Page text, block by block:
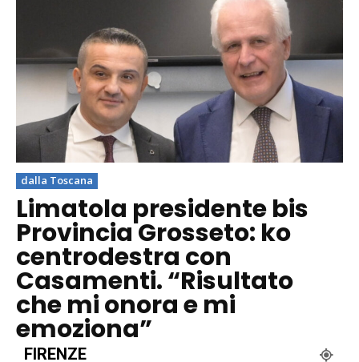
dalla Toscana
Limatola presidente bis
Provincia Grosseto: ko
centrodestra con
Casamenti. “Risultato
che mi onora e mi
emoziona”
FIRENZE